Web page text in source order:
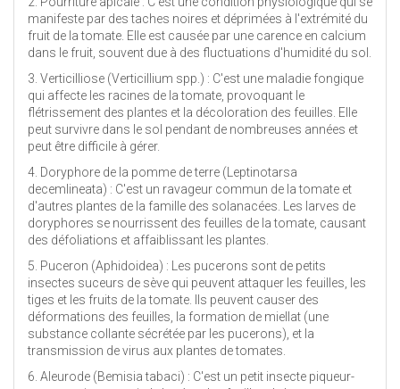
manifeste par des taches noires et déprimées à l'extrémité du
fruit de la tomate. Elle est causée par une carence en calcium
dans le fruit, souvent due à des fluctuations d'humidité du sol.
3. Verticilliose (Verticillium spp.) : C'est une maladie fongique
qui affecte les racines de la tomate, provoquant le
flétrissement des plantes et la décoloration des feuilles. Elle
peut survivre dans le sol pendant de nombreuses années et
peut être difficile à gérer.
4. Doryphore de la pomme de terre (Leptinotarsa
decemlineata) : C'est un ravageur commun de la tomate et
d'autres plantes de la famille des solanacées. Les larves de
doryphores se nourrissent des feuilles de la tomate, causant
des défoliations et affaiblissant les plantes.
5. Puceron (Aphidoidea) : Les pucerons sont de petits
insectes suceurs de sève qui peuvent attaquer les feuilles, les
tiges et les fruits de la tomate. Ils peuvent causer des
déformations des feuilles, la formation de miellat (une
substance collante sécrétée par les pucerons), et la
transmission de virus aux plantes de tomates.
6. Aleurode (Bemisia tabaci) : C'est un petit insecte piqueur-